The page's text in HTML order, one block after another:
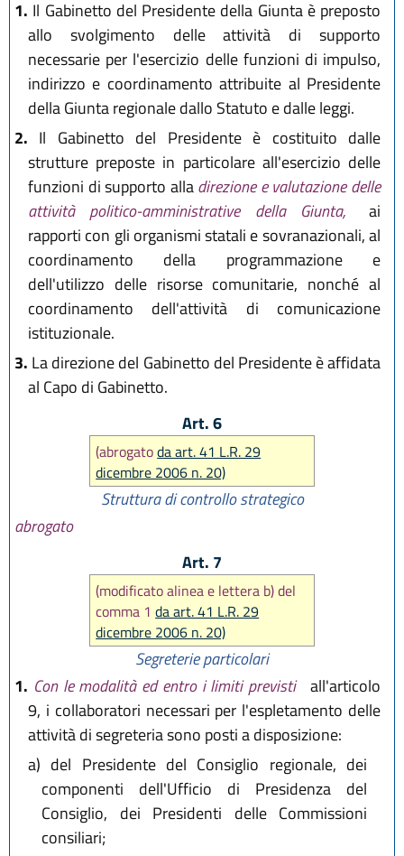
1. Il Gabinetto del Presidente della Giunta è preposto
allo svolgimento delle attività di supporto
necessarie per l'esercizio delle funzioni di impulso,
indirizzo e coordinamento attribuite al Presidente
della Giunta regionale dallo Statuto e dalle leggi.
2. Il Gabinetto del Presidente è costituito dalle
strutture preposte in particolare all'esercizio delle
funzioni di supporto alladirezione e valutazione delle
attività politico-amministrative della Giunta,
ai
rapporti con gli organismi statali e sovranazionali, al
coordinamento della programmazione e
dell'utilizzo delle risorse comunitarie, nonché al
coordinamento dell'attività di comunicazione
istituzionale.
3. La direzione del Gabinetto del Presidente è affidata
al Capo di Gabinetto.
Art. 6
(abrogatoda art. 41 L.R. 29
dicembre 2006 n. 20)
Struttura di controllo strategico
abrogato
Art. 7
(modificato alinea e lettera b) del
comma 1da art. 41 L.R. 29
dicembre 2006 n. 20)
Segreterie particolari
1. Con le modalità ed entro i limiti previsti all'articolo
9, i collaboratori necessari per l'espletamento delle
attività di segreteria sono posti a disposizione:
a) del Presidente del Consiglio regionale, dei
componenti dell'Ufficio di Presidenza del
Consiglio, dei Presidenti delle Commissioni
consiliari;